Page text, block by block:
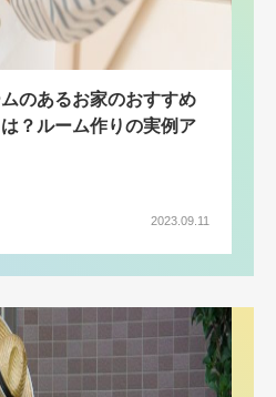
のあるお家のおすすめ
？ルーム作りの実例ア
2023.09.11